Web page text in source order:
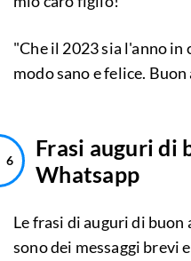
"Che il 2023 sia l'anno in
modo sano e felice.
Frasi auguri di
Whatsapp
Le frasi di auguri di
sono dei messaggi brevi